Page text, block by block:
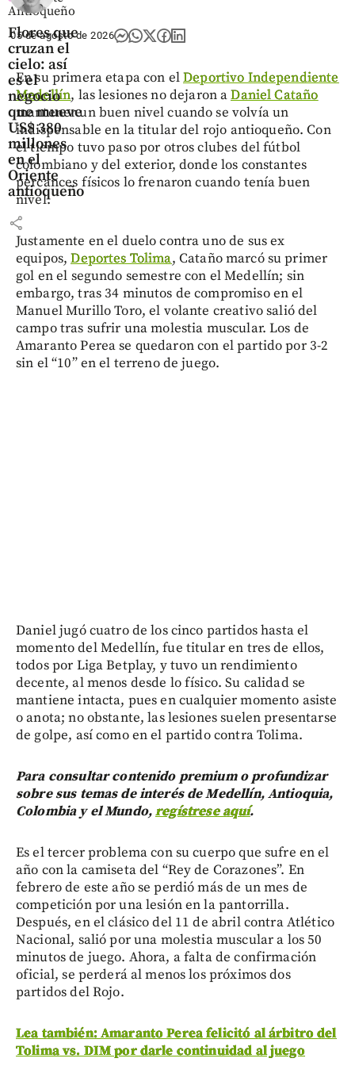
Antioqueño
Flores que
cruzan el
cielo: así
es el
negocio
que mueve
US$ 380
millones
en el
Oriente
antioqueño
share
05 de agosto de 2026
En su primera etapa con elDeportivo Independiente
Medellín, las lesiones no dejaron aDaniel Cataño
mantener un buen nivel cuando se volvía un
indispensable en la titular del rojo antioqueño. Con
el tiempo tuvo paso por otros clubes del fútbol
colombiano y del exterior, donde los constantes
percances físicos lo frenaron cuando tenía buen
nivel.
Justamente en el duelo contra uno de sus ex
equipos,Deportes Tolima, Cataño marcó su primer
gol en el segundo semestre con el Medellín; sin
embargo, tras 34 minutos de compromiso en el
Manuel Murillo Toro, el volante creativo salió del
campo tras sufrir una molestia muscular. Los de
Amaranto Perea se quedaron con el partido por 3-2
sin el “10” en el terreno de juego.
Daniel jugó cuatro de los cinco partidos hasta el
momento del Medellín, fue titular en tres de ellos,
todos por Liga Betplay, y tuvo un rendimiento
decente, al menos desde lo físico. Su calidad se
mantiene intacta, pues en cualquier momento asiste
o anota; no obstante, las lesiones suelen presentarse
de golpe, así como en el partido contra Tolima.
Para consultar contenido premium o profundizar
sobre sus temas de interés de Medellín, Antioquia,
Colombia y el Mundo,regístrese aquí.
Es el tercer problema con su cuerpo que sufre en el
año con la camiseta del “Rey de Corazones”. En
febrero de este año se perdió más de un mes de
competición por una lesión en la pantorrilla.
Después, en el clásico del 11 de abril contra Atlético
Nacional, salió por una molestia muscular a los 50
minutos de juego. Ahora, a falta de confirmación
oficial, se perderá al menos los próximos dos
partidos del Rojo.
Lea también: Amaranto Perea felicitó al árbitro del
Tolima vs. DIM por darle continuidad al juego